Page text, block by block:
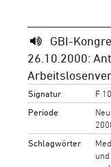
GBI-
26.10.2000:
Signatur
F
Periode
Schlagwörter